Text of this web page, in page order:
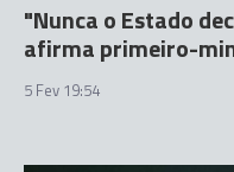
"Nunca o Estado
afirma primeiro-
5 Fev 19:54